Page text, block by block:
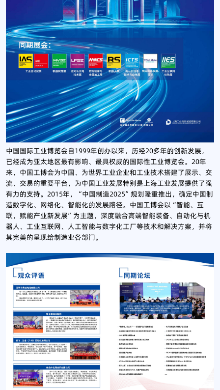
中国国际工业博览会自1999年创办以来，历经20多年的创新发展，
已经成为亚太地区最有影响、最具权威的国际性工业博览会。20年
来，中国工博会为中国、为世界工业企业和工业技术搭建了展示、交
流、交易的重要平台，为中国工业发展特别是上海工业发展提供了强
有力的支持。2015年，“中国制造2025”规划隆重推出，确定中国制
造数字化、网络化、智能化的发展路径。中国工博会以“智能、互
联，赋能产业新发展”为主题，深度融合高端智能装备、自动化与机
器人、工业互联网、人工智能与数字化工厂等技术和解决方案，并将
其完美的呈现给制造业各部门。